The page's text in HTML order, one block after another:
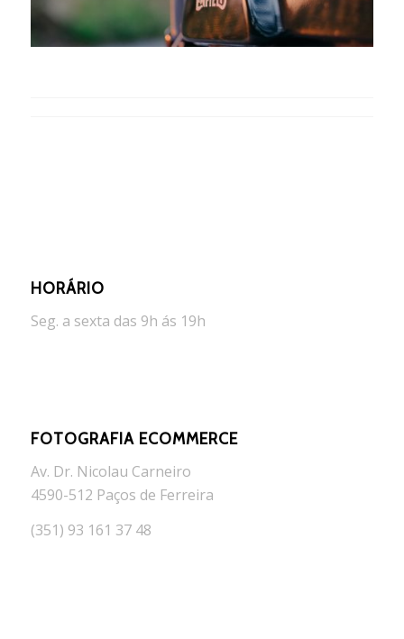
HORÁRIO
Seg. a sexta das 9h ás 19h
FOTOGRAFIA ECOMMERCE
Av. Dr. Nicolau Carneiro
4590-512 Paços de Ferreira
(351) 93 161 37 48